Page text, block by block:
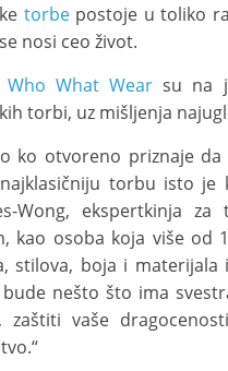
torbepostoje u toliko
nosi ceo život.
Who What Wear su na
torbi, uz mišljenja
ko otvoreno priznaje
torbu isto je
Wong, ekspertkinja
kao osoba koja više od
stilova, boja i
nešto što ima
zaštiti vaše